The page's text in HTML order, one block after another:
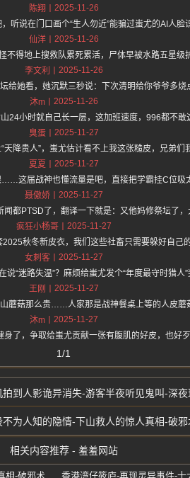
陈翔
2025-11-26
听说在门口画个“生人勿近”能骗过蚩尤的AI人脸
仙洋
2025-11-26
不得地上搜救队累死累活，尸体早被水路五星级
李文利
2025-11-26
给她看，她沉默三秒说：下次清明给你爷爷多
沐m
2025-11-26
24小时就自己长一层，这加班速度，996都不敢
臭蛋
2025-11-27
降贵人”，蚩尤估计看不上我这张糙皮，兄弟们
夏夏
2025-11-27
这届战神也懂流量是吧，直接把学霸挂C位吸
聂傲娇
2025-11-27
闻都PTSD了，翻译一下就是：又他妈修祭坛了，
疯狂小杨哥
2025-11-27
秋冬新皮衣，我们这些社畜只需要躲好自己的
女刺客
2025-11-27
说“迷路失温”？麻烦给蚩尤发个“年度最守时猎人”
王刚
2025-11-27
蘑菇那么贵……人家那是战神餐桌上等的人皮蘑
沐m
2025-11-27
了，争取给蚩尤贡献一张有腹肌的好皮，也好歹
1/1
到人影诡异消失-游客半夜听见鬼叫-深
为人知的隐情-下山救人的惊人真相-破
相关内容推荐 - 羞羞网站
香港湾仔筱庐-再现灵异事件-